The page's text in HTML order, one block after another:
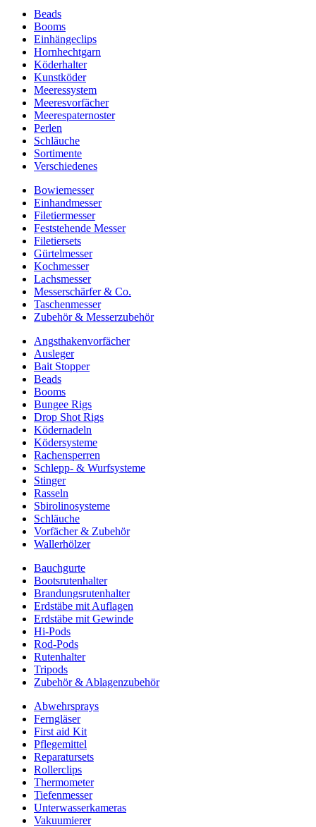
Beads
Booms
Einhängeclips
Hornhechtgarn
Köderhalter
Kunstköder
Meeressystem
Meeresvorfächer
Meerespaternoster
Perlen
Schläuche
Sortimente
Verschiedenes
Bowiemesser
Einhandmesser
Filetiermesser
Feststehende Messer
Filetiersets
Gürtelmesser
Kochmesser
Lachsmesser
Messerschärfer & Co.
Taschenmesser
Zubehör & Messerzubehör
Angsthakenvorfächer
Ausleger
Bait Stopper
Beads
Booms
Bungee Rigs
Drop Shot Rigs
Ködernadeln
Ködersysteme
Rachensperren
Schlepp- & Wurfsysteme
Stinger
Rasseln
Sbirolinosysteme
Schläuche
Vorfächer & Zubehör
Wallerhölzer
Bauchgurte
Bootsrutenhalter
Brandungsrutenhalter
Erdstäbe mit Auflagen
Erdstäbe mit Gewinde
Hi-Pods
Rod-Pods
Rutenhalter
Tripods
Zubehör & Ablagenzubehör
Abwehrsprays
Ferngläser
First aid Kit
Pflegemittel
Reparatursets
Rollerclips
Thermometer
Tiefenmesser
Unterwasserkameras
Vakuumierer